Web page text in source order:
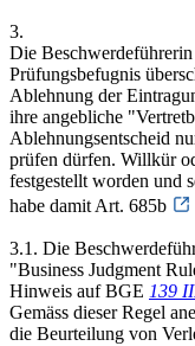
3.
Die
Prüfungsbefugnis
Ablehnung der
ihre angebliche
Ablehnungsentscheid
prüfen dürfen. Willkür
festgestellt worden und
habe damit Art. 685b
3.1. Die
"Business Judgment
Hinweis auf BGE 139
Gemäss dieser Regel
die Beurteilung von